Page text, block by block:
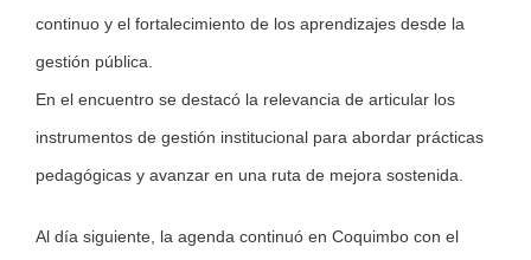
continuo y el fortalecimiento de los aprendizajes desde la
gestión pública.
En el encuentro se destacó la relevancia de articular los
instrumentos de gestión institucional para abordar prácticas
pedagógicas y avanzar en una ruta de mejora sostenida.
Al día siguiente, la agenda continuó en Coquimbo con el